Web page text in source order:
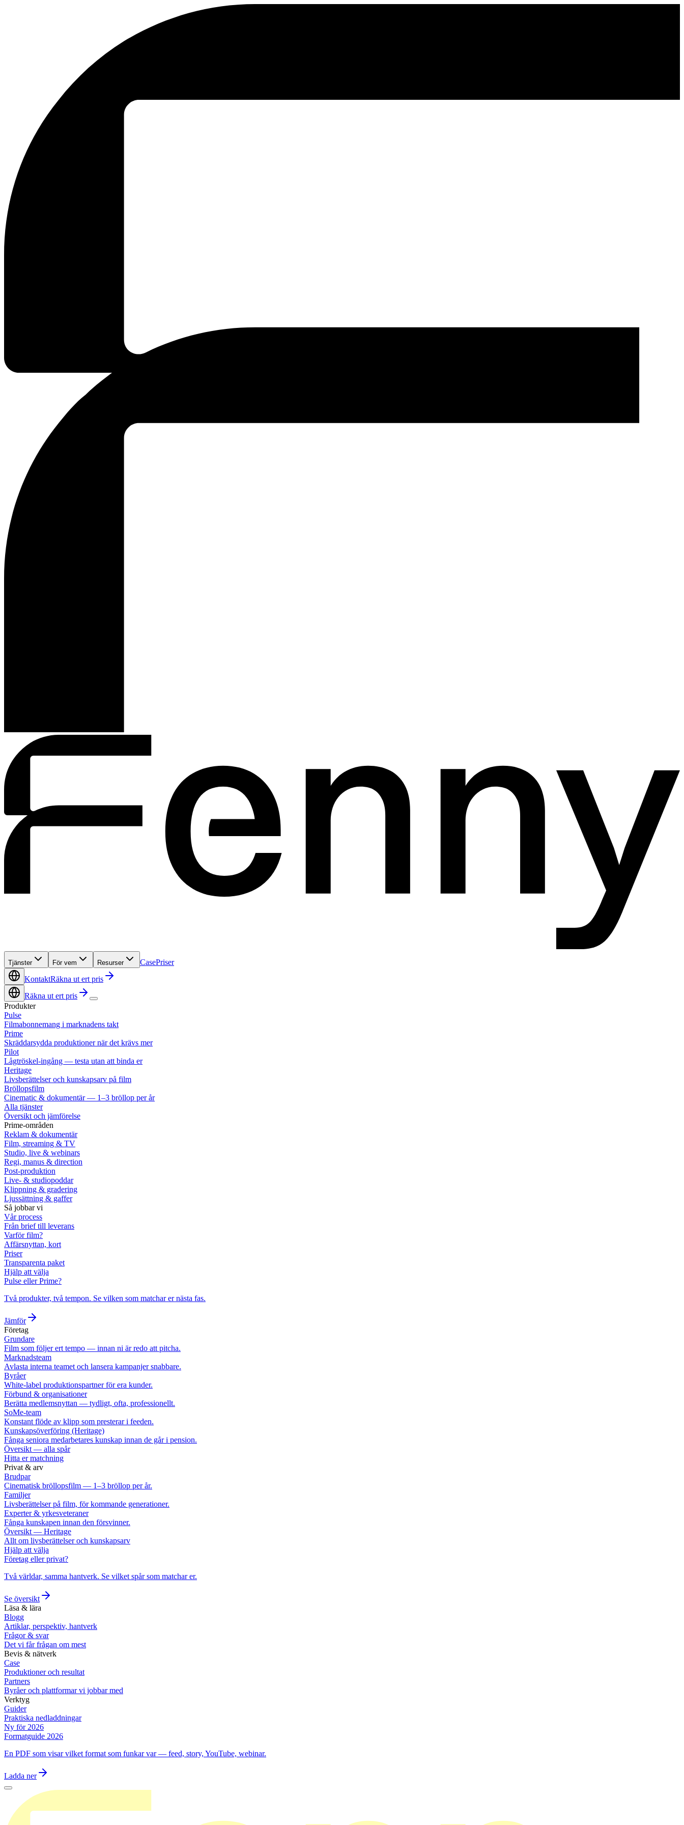
Tjänster För vem Resurser CasePriser
KontaktRäkna ut ert pris
Räkna ut ert pris
Produkter
Pulse
Filmabonnemang i marknadens takt
Prime
Skräddarsydda produktioner när det krävs mer
Pilot
Lågtröskel-ingång — testa utan att binda er
Heritage
Livsberättelser och kunskapsarv på film
Bröllopsfilm
Cinematic & dokumentär — 1–3 bröllop per år
Alla tjänster
Översikt och jämförelse
Prime-områden
Reklam & dokumentär
Film, streaming & TV
Studio, live & webinars
Regi, manus & direction
Post-produktion
Live- & studiopoddar
Klippning & gradering
Ljussättning & gaffer
Så jobbar vi
Vår process
Från brief till leverans
Varför film?
Affärsnyttan, kort
Priser
Transparenta paket
Hjälp att välja
Pulse eller Prime?
Två produkter, två tempon. Se vilken som matchar er nästa fas.
Jämför
Företag
Grundare
Film som följer ert tempo — innan ni är redo att pitcha.
Marknadsteam
Avlasta interna teamet och lansera kampanjer snabbare.
Byråer
White-label produktionspartner för era kunder.
Förbund & organisationer
Berätta medlemsnyttan — tydligt, ofta, professionellt.
SoMe-team
Konstant flöde av klipp som presterar i feeden.
Kunskapsöverföring (Heritage)
Fånga seniora medarbetares kunskap innan de går i pension.
Översikt — alla spår
Hitta er matchning
Privat & arv
Brudpar
Cinematisk bröllopsfilm — 1–3 bröllop per år.
Familjer
Livsberättelser på film, för kommande generationer.
Experter & yrkesveteraner
Fånga kunskapen innan den försvinner.
Översikt — Heritage
Allt om livsberättelser och kunskapsarv
Hjälp att välja
Företag eller privat?
Två världar, samma hantverk. Se vilket spår som matchar er.
Se översikt
Läsa & lära
Blogg
Artiklar, perspektiv, hantverk
Frågor & svar
Det vi får frågan om mest
Bevis & nätverk
Case
Produktioner och resultat
Partners
Byråer och plattformar vi jobbar med
Verktyg
Guider
Praktiska nedladdningar
Ny för 2026
Formatguide 2026
En PDF som visar vilket format som funkar var — feed, story, YouTube, webinar.
Ladda ner